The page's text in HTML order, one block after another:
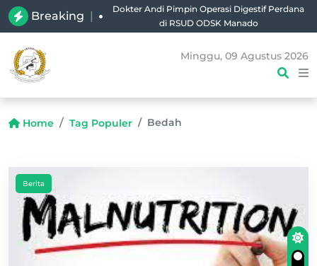
Breaking |
Dokter Andi Pimpin Operasi Digestif Perdana
di RSUD ODSK Manado
Minggu, 09 Agustus 2026
Home Tag Populer Bedah
Berita